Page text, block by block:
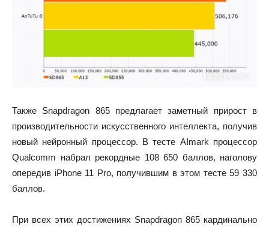
Также Snapdragon 865 предлагает заметный прирост в
производительности искусственного интеллекта, получив
новый нейронный процессор. В тесте AImark процессор
Qualcomm набрал рекордные 108 650 баллов, наголову
опередив iPhone 11 Pro, получившим в этом тесте 59 330
баллов.
При всех этих достижениях Snapdragon 865 кардинально